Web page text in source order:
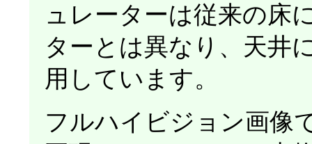
ュレーターは従来の床
ターとは異なり、天井
用しています。
フルハイビジョン画像